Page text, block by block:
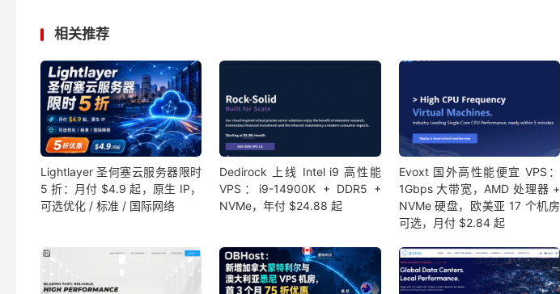
相关推荐
Lightlayer 圣何塞云服务器限时
5 折：月付 $4.9 起，原生 IP，
可选优化 / 标准 / 国际网络
Dedirock 上线 Intel i9 高性能
VPS：i9-14900K + DDR5 +
NVMe，年付 $24.88 起
Evoxt 国外高性能便宜 VPS：
1Gbps 大带宽，AMD 处理器 +
NVMe 硬盘，欧美亚 17 个机房
可选，月付 $2.84 起